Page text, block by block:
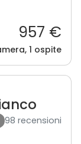
957 €
1 ospite
98 recensioni